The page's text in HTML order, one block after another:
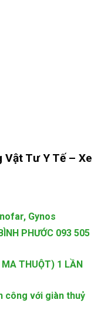
Vật Tư Y Tế – Xe
Gynos
PHƯỚC 093 505
MA THUỘT) 1 LẦN
công với giàn thuỷ